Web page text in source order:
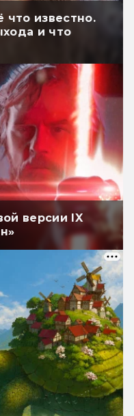
что известно.
и что
версии IX